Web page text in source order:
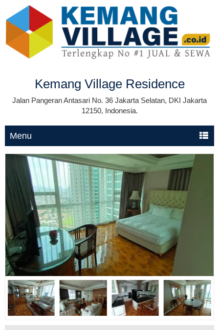
Kemang Village Residence
Jalan Pangeran Antasari No. 36 Jakarta Selatan, DKI Jakarta
12150, Indonesia.
Menu